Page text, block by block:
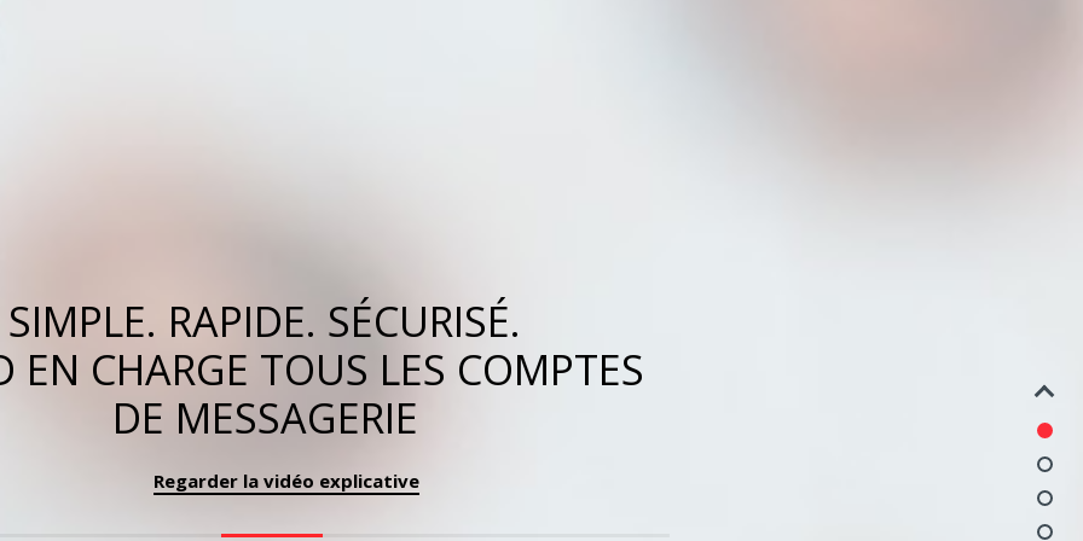
UNE SEULE
APPLICATION
POUR GÉRER
COMPTES DE
SIMPLE. RAPIDE. SÉCURISÉ.
EN CHARGE TOUS LES COMPTES
DE MESSAGERIE
Regarder la vidéo explicative